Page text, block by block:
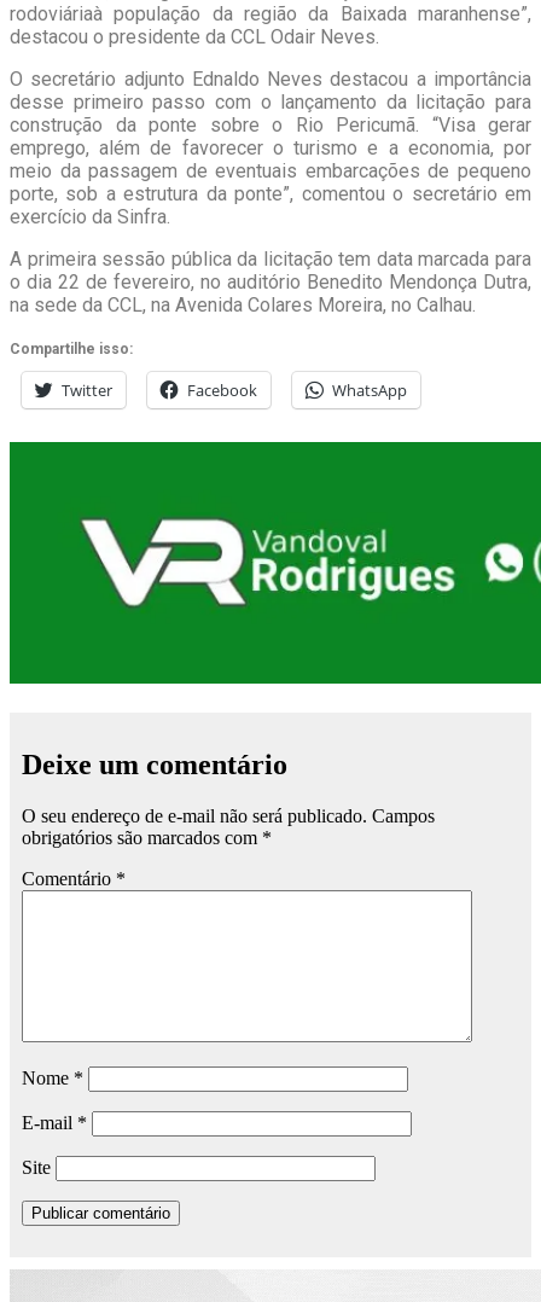
rodoviáriaà população da região da Baixada maranhense”,
destacou o presidente da CCL Odair Neves.
O secretário adjunto Ednaldo Neves destacou a importância
desse primeiro passo com o lançamento da licitação para
construção da ponte sobre o Rio Pericumã. “Visa gerar
emprego, além de favorecer o turismo e a economia, por
meio da passagem de eventuais embarcações de pequeno
porte, sob a estrutura da ponte”, comentou o secretário em
exercício da Sinfra.
A primeira sessão pública da licitação tem data marcada para
o dia 22 de fevereiro, no auditório Benedito Mendonça Dutra,
na sede da CCL, na Avenida Colares Moreira, no Calhau.
Compartilhe isso:
Twitter Facebook WhatsApp
Deixe um comentário
O seu endereço de e-mail não será publicado. Campos
obrigatórios são marcados com *
Comentário *
Nome *
E-mail *
Site